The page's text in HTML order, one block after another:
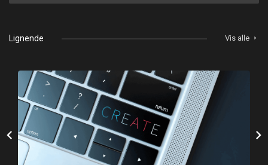
Lignende Vis alle arrow_right
chevron_left chevron_right